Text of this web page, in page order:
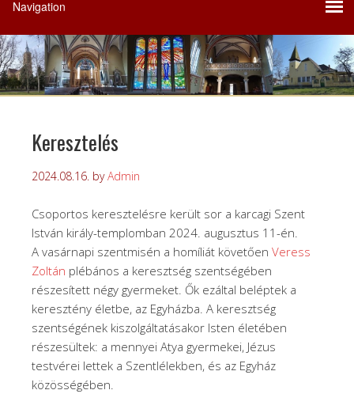
Keresztelés
2024.08.16. byAdmin
Csoportos keresztelésre került sor a karcagi Szent
István király-templomban 2024. augusztus 11-én.
A vasárnapi szentmisén a homíliát követően Veress
Zoltán plébános a keresztség szentségében
részesített négy gyermeket. Ők ezáltal beléptek a
keresztény életbe, az Egyházba. A keresztség
szentségének kiszolgáltatásakor Isten életében
részesültek: a mennyei Atya gyermekei, Jézus
testvérei lettek a Szentlélekben, és az Egyház
közösségében.